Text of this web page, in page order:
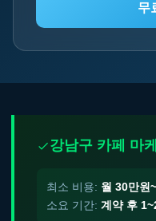
무
강남구 카페 마
최소 비용: 월 30만원~
소요 기간: 계약 후